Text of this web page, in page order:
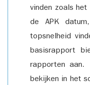
vinden zoals
de APK
topsnelheid
basisrapport
rapporten aan.
bekijken in het